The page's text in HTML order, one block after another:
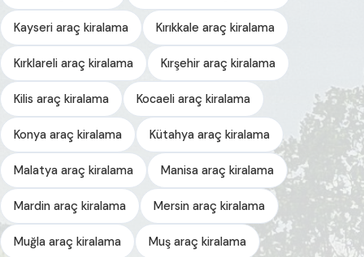
Kayseri araç kiralama Kırıkkale araç kiralama
Kırklareli araç kiralama Kırşehir araç kiralama
Kilis araç kiralama Kocaeli araç kiralama
Konya araç kiralama Kütahya araç kiralama
Malatya araç kiralama Manisa araç kiralama
Mardin araç kiralama Mersin araç kiralama
Muğla araç kiralama Muş araç kiralama